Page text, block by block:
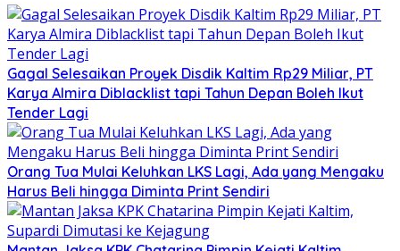
Gagal Selesaikan Proyek Disdik Kaltim Rp29 Miliar, PT
Karya Almira Diblacklist tapi Tahun Depan Boleh Ikut
Tender Lagi
Orang Tua Mulai Keluhkan LKS Lagi, Ada yang Mengaku
Harus Beli hingga Diminta Print Sendiri